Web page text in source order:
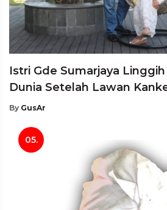
Istri Gde Sumarjaya
Dunia Setelah Lawan
By GusAr
05.